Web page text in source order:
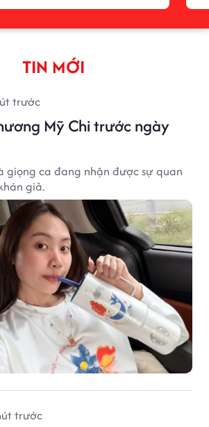
TIN MỚI
trước
Mỹ Chi trước ngày
giọng ca đang nhận được sự quan
giả.
trước